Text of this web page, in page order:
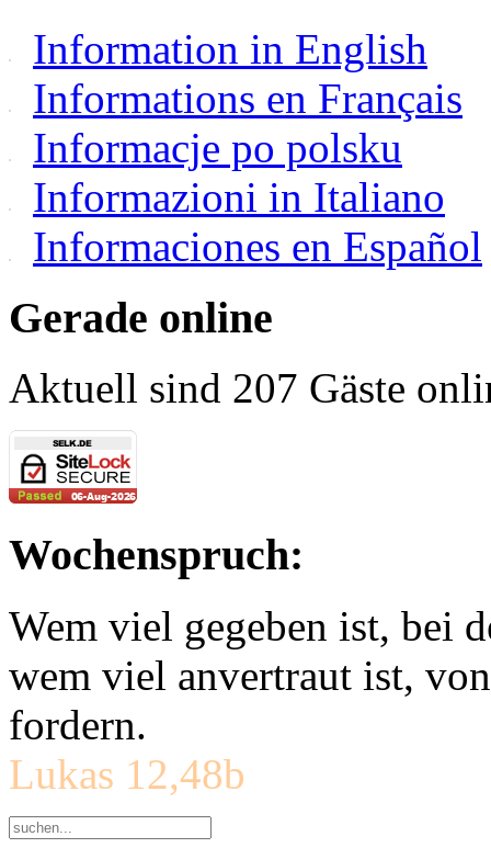
Information in English
Informations en Français
Informacje po polsku
Informazioni in Italiano
Informaciones en Español
Gerade online
Aktuell sind 207 Gäste
Wochenspruch:
Wem viel gegeben ist, bei
wem viel anvertraut ist,
fordern.
Lukas 12,48b